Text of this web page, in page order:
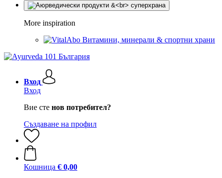
More inspiration
Витамини, минерали & спортни храни
Вход
Вход
Вие сте нов потребител?
Създаване на профил
Кошница € 0,00